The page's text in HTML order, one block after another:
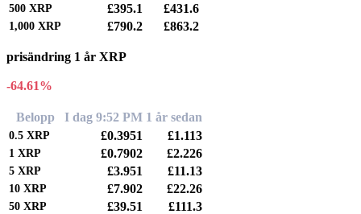
500 XRP £395.1 £431.6
1,000 XRP £790.2 £863.2
prisändring 1 år XRP
-64.61%
Belopp I dag 9:52 PM 1 år sedan
0.5 XRP £0.3951 £1.113
1 XRP £0.7902 £2.226
5 XRP £3.951 £11.13
10 XRP £7.902 £22.26
50 XRP £39.51 £111.3